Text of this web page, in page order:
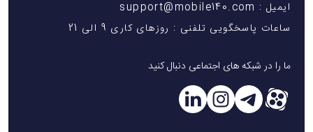
یکی از ویژگی‌های کلیدی، ProVisual Engine است؛ مجموعه‌ای
وضوح تصاویر کمک می‌کند. به لطف همین سیستم، خروجی
عکس‌ها حتی در بزرگ‌نمایی‌های بالا نیز کیفیتی بسیار بهتر از نسل
ایمیل : support@mobile140.com
ساعات پاسخگویی تلفنی : روزهای کاری 9 الی 21
ما را در شبکه های اجتماعی دنبال کنید